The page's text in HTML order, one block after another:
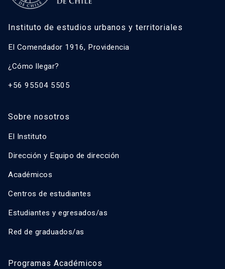
Instituto de estudios urbanos y territoriales
El Comendador 1916, Providencia
¿Cómo llegar?
+56 95504 5505
Sobre nosotros
El Instituto
Dirección y Equipo de dirección
Académicos
Centros de estudiantes
Estudiantes y egresados/as
Red de graduados/as
Programas Académicos